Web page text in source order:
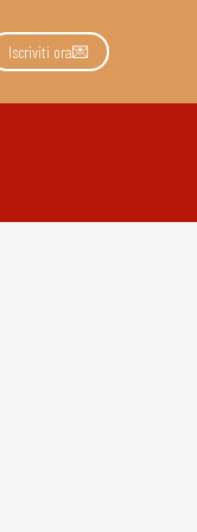
Iscriviti ora💌